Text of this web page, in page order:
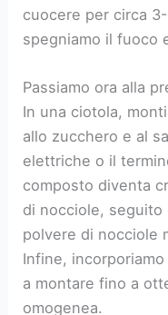
cuocere per circa
spegniamo il fuoco
Passiamo ora alla
In una ciotola,
allo zucchero e al
elettriche o il
composto diventa
di nocciole, seguito
polvere di nocciole
Infine,
a montare fino a
omogenea.